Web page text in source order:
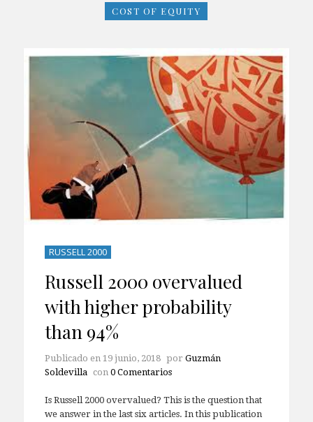
COST OF EQUITY
RUSSELL 2000
Russell 2000 overvalued
with higher probability
than 94%
Publicado en 19 junio, 2018 por Guzmán
Soldevilla
con 0 Comentarios
Is Russell 2000 overvalued? This is the question that
we answer in the last six articles. In this publication